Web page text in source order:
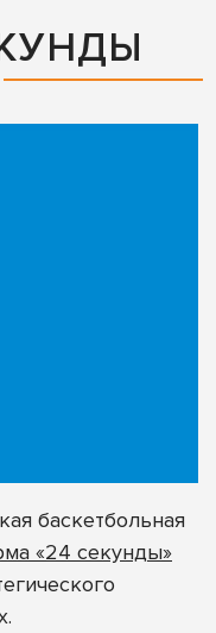
баскетбольная
«24 секунды»